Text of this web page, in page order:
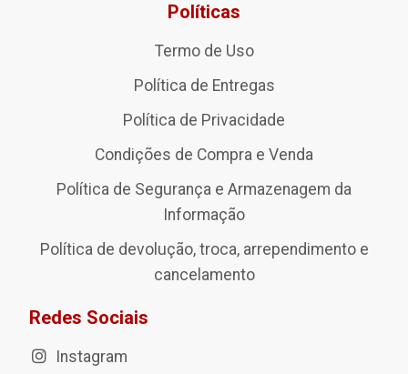
Políticas
Termo de Uso
Política de Entregas
Política de Privacidade
Condições de Compra e Venda
Política de Segurança e Armazenagem da
Informação
Política de devolução, troca, arrependimento e
cancelamento
Redes Sociais
Instagram